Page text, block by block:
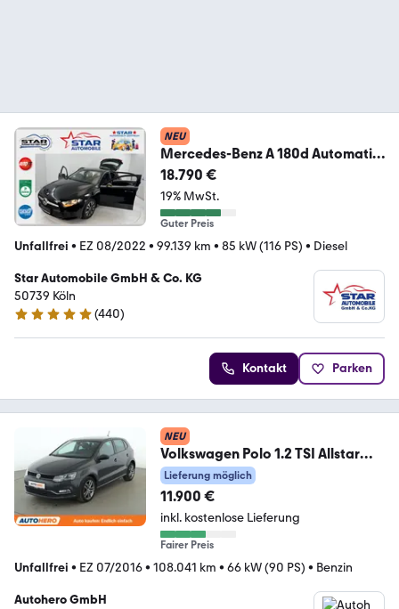
NEU
Mercedes-Benz A 180d Automatik
Business Navigation P.Assistent
18.790 €
19% MwSt.
Guter Preis
Unfallfrei • EZ 08/2022 • 99.139 km • 85 kW (116 PS) • Diesel
Star Automobile GmbH & Co. KG
50739 Köln
4.8 Sterne
(440)
Kontakt Parken
NEU
Volkswagen Polo 1.2 TSI Allstar
BMT*LED*PDC*SHZ*KLIMA*
Lieferung möglich
11.900 €
inkl. kostenlose Lieferung
Fairer Preis
Unfallfrei • EZ 07/2016• 108.041 km • 66 kW (90 PS) • Benzin
Autohero GmbH